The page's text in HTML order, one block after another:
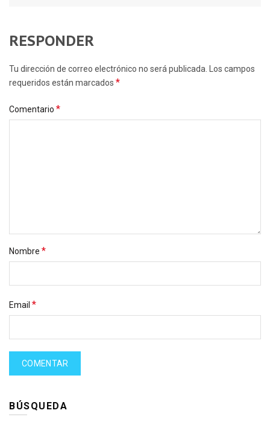
RESPONDER
Tu dirección de correo electrónico no será publicada. Los campos
requeridos están marcados *
Comentario *
Nombre *
Email *
BÚSQUEDA